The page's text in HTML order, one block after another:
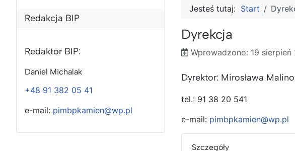
Redakcja BIP
Redaktor BIP:
Daniel Michalak
+48 91 382 05 41
e-mail: pimbpkamien@wp.pl
Jesteś tutaj: Start
Dyrekcja
Wprowadzono
Wprowadzono: 19 sierpień
Poprawiono
Dyrektor: Mirosława
​tel.: 91 38 20 541
e-mail: pimbpkamien@wp.pl
Szczegóły